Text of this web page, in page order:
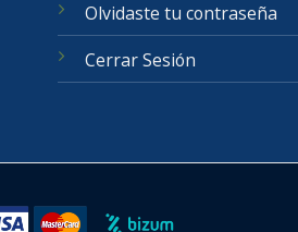
Olvidaste tu contraseña
Cerrar Sesión